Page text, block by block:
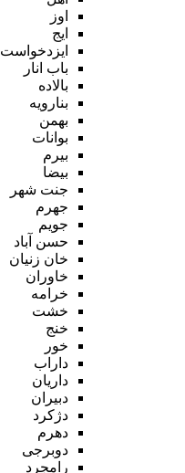
اوز
ایج
ایزدخواست
باب انار
بالاده
بنارویه
بهمن
بوانات
بیرم
بیضا
جنت شهر
جهرم
جویم
حسن آباد
خان زنیان
خاوران
خرامه
خشت
خنج
خور
داراب
داریان
دبیران
دژکرد
دهرم
دوبرجی
رامجرد